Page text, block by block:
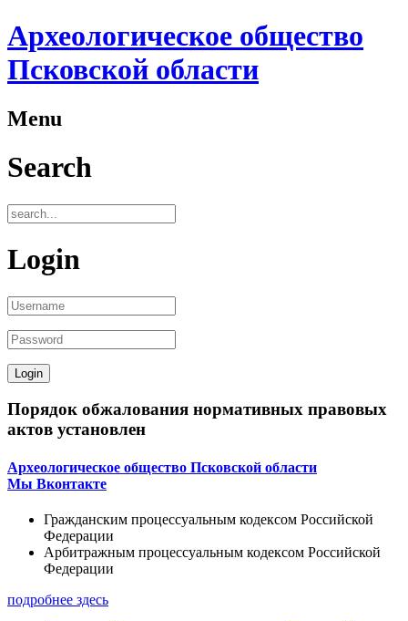
Археологическое общество
Псковской области
Menu
Search
Login
Порядок обжалования нормативных правовых
актов установлен
Археологическое общество Псковской области
Мы Вконтакте
Гражданским процессуальным кодексом Российской
Федерации
Арбитражным процессуальным кодексом Российской
Федерации
подробнее здесь